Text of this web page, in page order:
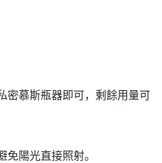
密慕斯瓶器即可，剩餘用量可
免陽光直接照射。